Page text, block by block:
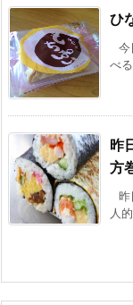
ひ
今
べ
昨
方
昨
人